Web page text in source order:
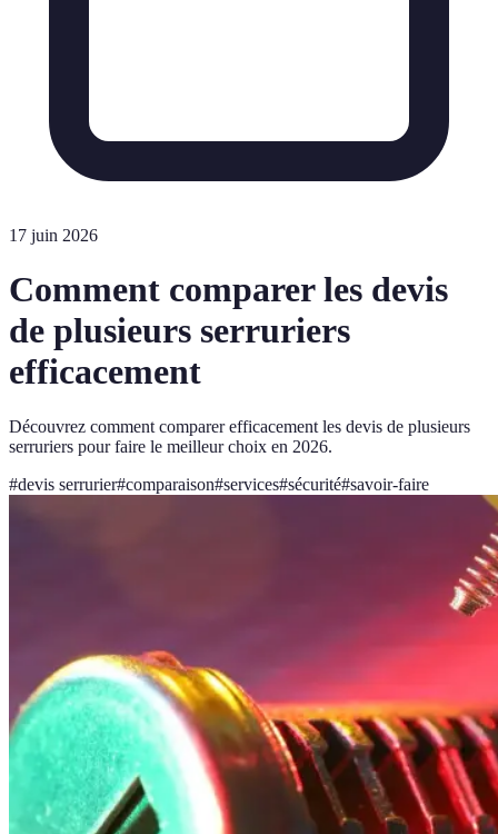
17 juin 2026
Comment comparer les devis
de plusieurs serruriers
efficacement
Découvrez comment comparer efficacement les devis de plusieurs
serruriers pour faire le meilleur choix en 2026.
#devis serrurier#comparaison#services#sécurité#savoir-faire